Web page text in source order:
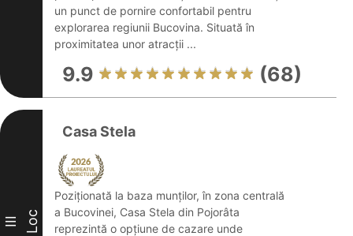
un punct de pornire confortabil pentru
explorarea regiunii Bucovina. Situată în
proximitatea unor atracții ...
9.9 (68)
III Loc
Casa Stela
Poziționată la baza munților, în zona centrală
a Bucovinei, Casa Stela din Pojorâta
reprezintă o opțiune de cazare unde